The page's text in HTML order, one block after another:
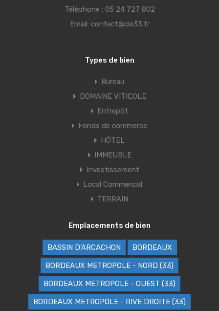
Téléphone : 05 24 727 802
Email: contact@cie33.fr
Types de bien
Bureau
DOMAINE VITICOLE
Entrepôt
Fonds de commerce
HÔTEL
IMMEUBLE
Investissement
Local Commercial
TERRAIN
Emplacements de bien
BASSIN D'ARCACHON BORDEAUX
BORDEAUX METROPOLE - NORD (33)
BORDEAUX METROPOLE - OUEST (33)
BORDEAUX METROPOLE - RIVE DROITE (33)